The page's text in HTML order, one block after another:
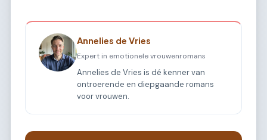
Annelies de Vries
Expert in emotionele vrouwenromans
Annelies de Vries is dé kenner van
ontroerende en diepgaande romans
voor vrouwen.